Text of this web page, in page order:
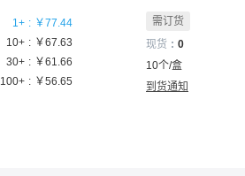
1+ ￥77.44
10+ ￥67.63
30+ ￥61.66
100+ ￥56.65
需订货
现货
0
10个/盒
到货通知